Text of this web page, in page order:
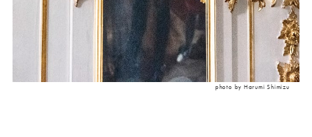
photo by Harumi Shimizu